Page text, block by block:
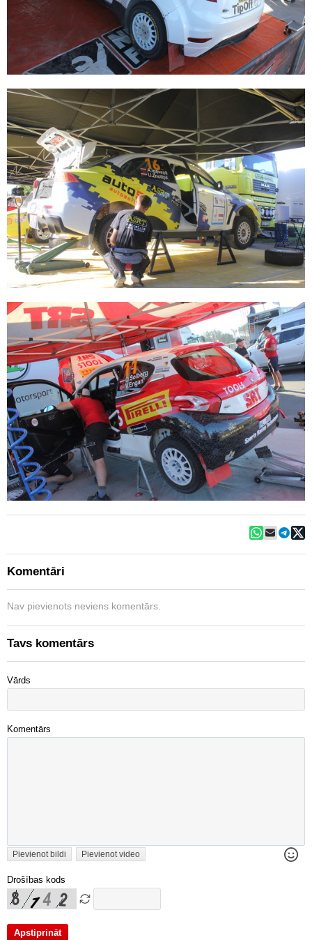
Komentāri
Nav pievienots neviens komentārs.
Tavs komentārs
Vārds
Komentārs
Pievienot bildi Pievienot video
Drošības kods